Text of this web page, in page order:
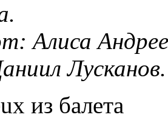
Алиса
Лусканов.